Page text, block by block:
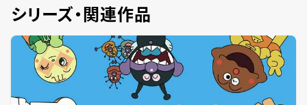
シリーズ・関連作品